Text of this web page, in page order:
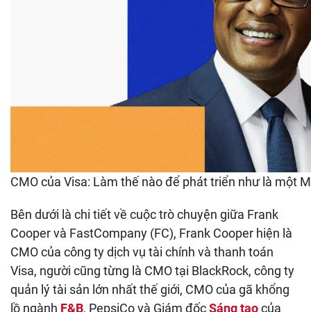
CMO của Visa: Làm thế nào để phát triển như là một
Bên dưới là chi tiết về cuộc trò chuyện giữa Frank
Cooper và FastCompany (FC), Frank Cooper hiện là
CMO của công ty dịch vụ tài chính và thanh toán
Visa, người cũng từng là CMO tại BlackRock, công ty
quản lý tài sản lớn nhất thế giới, CMO của gã khổng
lồ ngành F&B, PepsiCo và Giám đốcSáng tạocủa